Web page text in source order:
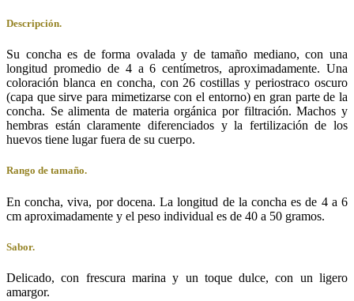
Descripción.
Su concha es de forma ovalada y de tamaño mediano, con una
longitud promedio de 4 a 6 centímetros, aproximadamente. Una
coloración blanca en concha, con 26 costillas y periostraco oscuro
(capa que sirve para mimetizarse con el entorno) en gran parte de la
concha. Se alimenta de materia orgánica por filtración. Machos y
hembras están claramente diferenciados y la fertilización de los
huevos tiene lugar fuera de su cuerpo.
Rango de tamaño.
En concha, viva, por docena. La longitud de la concha es de 4 a 6
cm aproximadamente y el peso individual es de 40 a 50 gramos.
Sabor.
Delicado, con frescura marina y un toque dulce, con un ligero
amargor.